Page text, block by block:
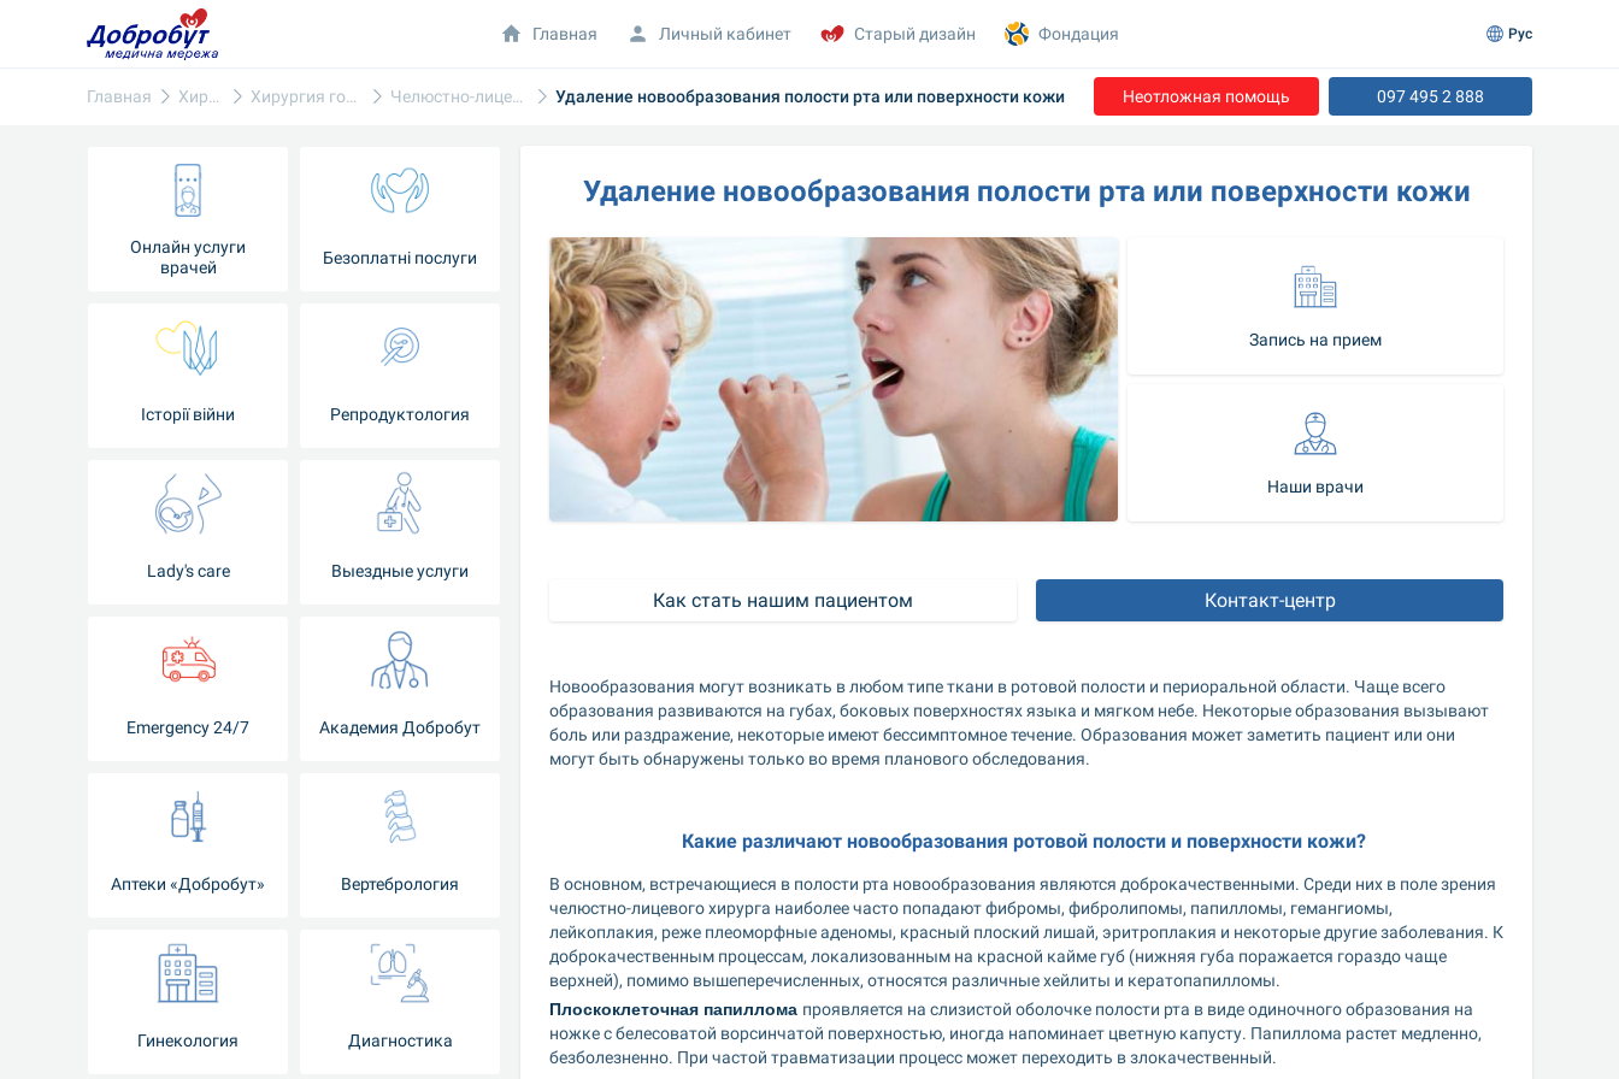
Главная Хирургия Хирургия головы и шеи Челюстно-лицевая хирургия Удаление новообразования полости рта или поверхности кожи Неотложная помощь 097 495 2 888
Онлайн услуги
врачей
Безоплатні послуги
Iсторії війни Репродуктология
Lady's care Выездные услуги
Emergency 24/7 Академия Добробут
Аптеки «Добробут» Вертебрология
Гинекология Диагностика
Удаление новообразования полости рта или поверхности кожи
Запись на прием
Наши врачи
Как стать нашим пациентом Контакт-центр
Новообразования могут возникать в любом типе ткани в ротовой полости и периоральной области. Чаще всего
образования развиваются на губах, боковых поверхностях языка и мягком небе. Некоторые образования вызывают
боль или раздражение, некоторые имеют бессимптомное течение. Образования может заметить пациент или они
могут быть обнаружены только во время планового обследования.
Какие различают новообразования ротовой полости и поверхности кожи?
В основном, встречающиеся в полости рта новообразования являются доброкачественными. Среди них в поле зрения
челюстно-лицевого хирурга наиболее часто попадают фибромы, фибролипомы, папилломы, гемангиомы,
лейкоплакия, реже плеоморфные аденомы, красный плоский лишай, эритроплакия и некоторые другие заболевания. К
доброкачественным процессам, локализованным на красной кайме губ (нижняя губа поражается гораздо чаще
верхней), помимо вышеперечисленных, относятся различные хейлиты и кератопапилломы.
Плоскоклеточная папиллома проявляется на слизистой оболочке полости рта в виде одиночного образования на
ножке с белесоватой ворсинчатой поверхностью, иногда напоминает цветную капусту. Папиллома растет медленно,
безболезненно. При частой травматизации процесс может переходить в злокачественный.
Главная Личный кабинет Старый дизайн Фондация Рус